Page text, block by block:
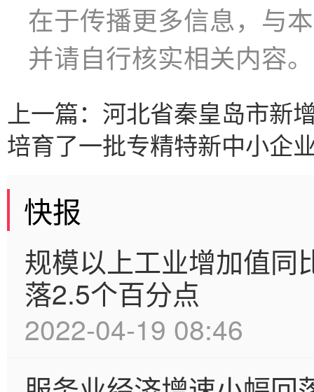
在于传播更多信息，与
并请自行核实相关内容。
上一篇： 河北省秦皇岛市新
培育了一批专精特新中小企
快报
规模以上工业增加值同
落2.5个百分点
2022-04-19 08:46